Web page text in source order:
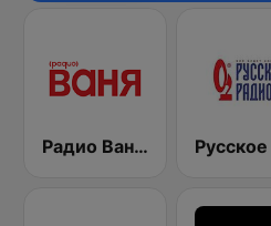
Радио Ваня (Radio Vanya)